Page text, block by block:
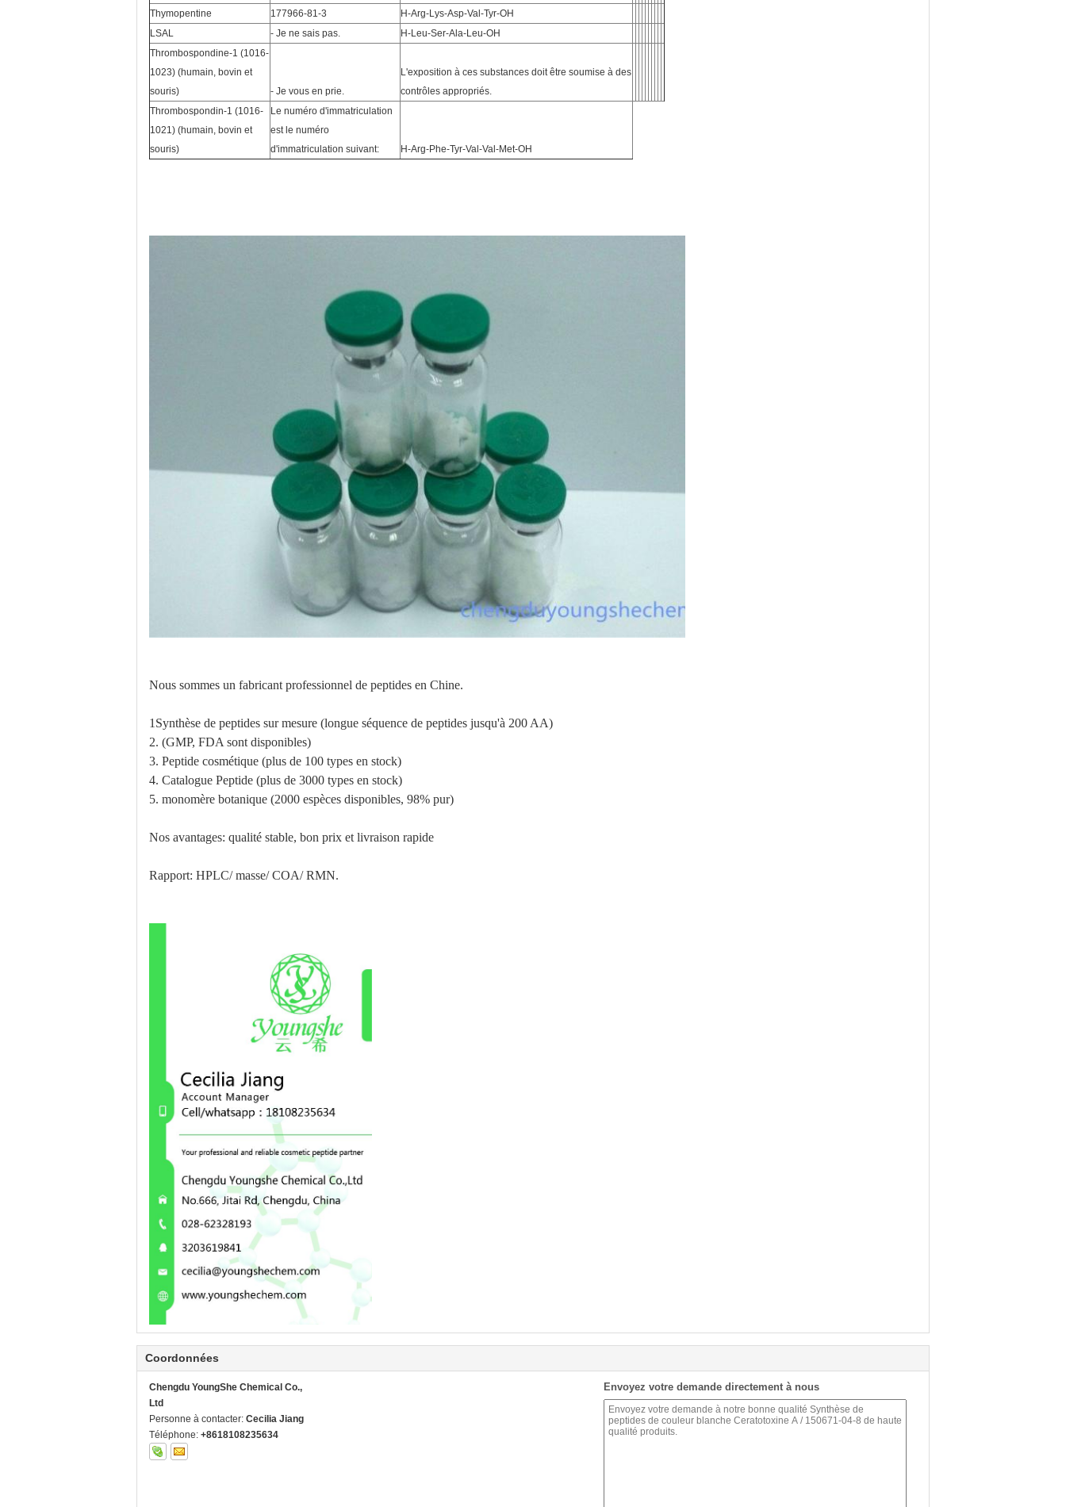
Thymopentine
177966-81-3
H-Arg-Lys-Asp-Val-Tyr-OH
LSAL
- Je ne sais pas.
H-Leu-Ser-Ala-Leu-OH
Thrombospondine-1 (1016-
1023) (humain, bovin et
souris)
- Je vous en prie.
L'exposition à ces substances doit être soumise à des
contrôles appropriés.
Thrombospondin-1 (1016-
1021) (humain, bovin et
souris)
Le numéro d'immatriculation
est le numéro
d'immatriculation suivant:
H-Arg-Phe-Tyr-Val-Val-Met-OH
Nous sommes un fabricant professionnel de peptides en Chine.
1Synthèse de peptides sur mesure (longue séquence de peptides jusqu'à 200 AA)
2. (GMP, FDA sont disponibles)
3. Peptide cosmétique (plus de 100 types en stock)
4. Catalogue Peptide (plus de 3000 types en stock)
5. monomère botanique (2000 espèces disponibles, 98% pur)
Nos avantages: qualité stable, bon prix et livraison rapide
Rapport: HPLC/ masse/ COA/ RMN.
Coordonnées
Chengdu YoungShe Chemical Co.,
Ltd
Personne à contacter: Cecilia Jiang
Téléphone: +8618108235634
Envoyez votre demande directement à nous